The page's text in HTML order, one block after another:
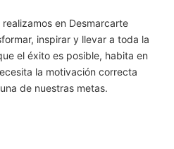
en Desmarcarte
inspirar y llevar a toda la
el éxito es posible, habita en
la motivación correcta
de nuestras metas.